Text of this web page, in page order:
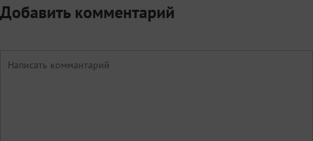
Добавить комментарий